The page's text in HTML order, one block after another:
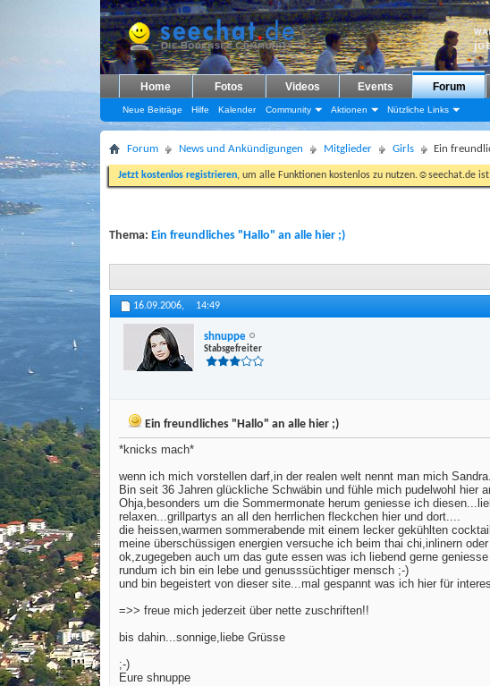
Home Fotos Videos Events Forum
Neue Beiträge Hilfe Kalender Community Aktionen Nützliche Links
Forum News und Ankündigungen Mitglieder Girls Ein
Jetzt kostenlos registrieren, um alle Funktionen kostenlos zu nutzen.☺seechat.de
Thema: Ein freundliches "Hallo" an alle hier ;)
16.09.2006, 14:49
shnuppe
Stabsgefreiter
Ein freundliches "Hallo" an alle hier ;)
*knicks mach*
wenn ich mich vorstellen darf,in der realen welt nennt man mich
Bin seit 36 Jahren glückliche Schwäbin und fühle mich pudelwohl hier
Ohja,besonders um die Sommermonate herum geniesse ich
relaxen...grillpartys an all den herrlichen fleckchen hier und dort....
die heissen,warmen sommerabende mit einem lecker gekühlten
meine überschüssigen energien versuche ich beim thai chi,inlinern
ok,zugegeben auch um das gute essen was ich liebend gerne
rundum ich bin ein lebe und genusssüchtiger mensch ;-)
und bin begeistert von dieser site...mal gespannt was ich hier für
=>> freue mich jederzeit über nette zuschriften!!
bis dahin...sonnige,liebe Grüsse
;-)
Eure shnuppe